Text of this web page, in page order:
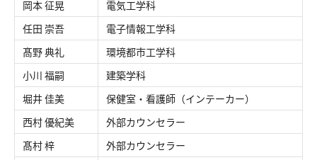
岡本 征晃
電気工学科
任田 崇吾
電子情報工学科
髙野 典礼
環境都市工学科
小川 福嗣
建築学科
堀井 佳美
保健室・看護師（インテーカー）
西村 優紀美
外部カウンセラー
髙村 梓
外部カウンセラー​